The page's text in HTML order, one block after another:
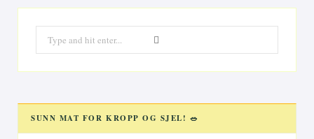
for:
SUNN MAT FOR KROPP OG SJEL! 🥗